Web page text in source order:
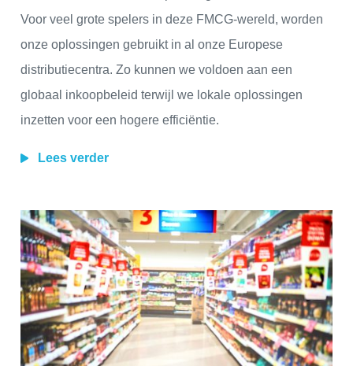
Voor veel grote spelers in deze FMCG-wereld, worden
onze oplossingen gebruikt in al onze Europese
distributiecentra. Zo kunnen we voldoen aan een
globaal inkoopbeleid terwijl we lokale oplossingen
inzetten voor een hogere efficiëntie.
Lees verder